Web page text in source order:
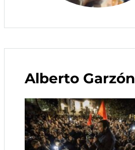
Alberto Garzón